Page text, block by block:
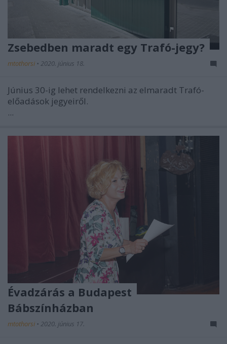
Zsebedben maradt egy Trafó-jegy?
mtothorsi • 2020. június 18.
Június 30-ig lehet rendelkezni az elmaradt Trafó-
előadások jegyeiről.
...
Évadzárás a Budapest
Bábszínházban
mtothorsi • 2020. június 17.